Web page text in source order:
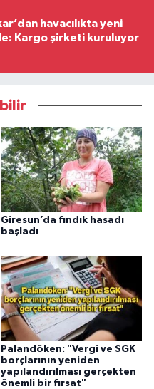
havacılıkta yeni
Kargo şirketi kuruluyor
Giresun’da fındık hasadı
başladı
Palandöken: "Vergi ve SGK
borçlarının yeniden
yapılandırılması gerçekten
önemli bir fırsat"